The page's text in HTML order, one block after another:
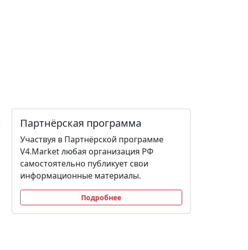
Партнёрская программа
Участвуя в Партнёрской программе
V4.Market любая организация РФ
самостоятельно публикует свои
информационные материалы.
Подробнее